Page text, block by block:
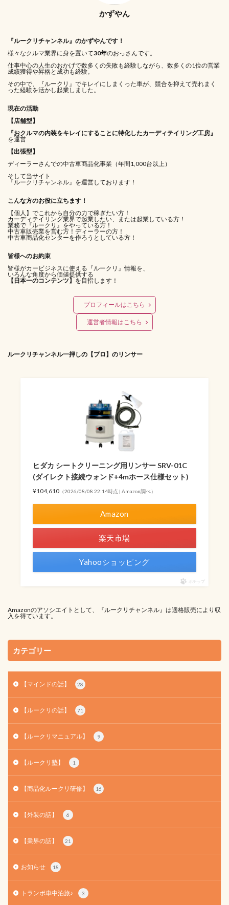
かずやん
『ルークリチャンネル』のかずやんです！
様々なクルマ業界に身を置いて30年のおっさんです。
仕事中心の人生のおかげで数多くの失敗も経験しながら、数多くの1位の営業
成績獲得や昇格と成功も経験。
その中で、『ルークリ』でキレイにしまくった車が、競合を抑えて売れまく
った経験を活かし起業しました。
現在の活動
【店舗型】
『おクルマの内装をキレイにすることに特化したカーディテイリング工房』
を運営
【出張型】
ディーラーさんでの中古車商品化事業（年間1,000台以上）
そして当サイト
『ルークリチャンネル』を運営しております！
こんな方のお役に立ちます！
【個人】でこれから自分の力で稼ぎたい方！
カーディテイリング業界で起業したい、または起業している方！
業務で『ルークリ』をやっている方！
中古車販売業を営む方！ディーラーの方！
中古車商品化センターを作ろうとしている方！
皆様へのお約束
皆様がカービジネスに使える『ルークリ』情報を、
いろんな角度から価値提供する
【日本一のコンテンツ】 を目指します！
プロフィールはこちら
運営者情報はこちら
ルークリチャンネル一押しの【プロ】のリンサー
ヒダカ シートクリーニング用リンサー SRV-01C
(ダイレクト接続ウォンド+4mホース仕様セット)
¥104,610 （2026/08/08 22:14時点 | Amazon調べ）
Amazon
楽天市場
Yahooショッピング
ポチップ
Amazonのアソシエイトとして、『ルークリチャンネル』は適格販売により収
入を得ています。
カテゴリー
【マインドの話】 28
【ルークリの話】 71
【ルークリマニュアル】 9
【ルークリ塾】 1
【商品化ルークリ研修】 16
【外装の話】 6
【業界の話】 21
お知らせ 18
トランポ車中泊旅♪ 3